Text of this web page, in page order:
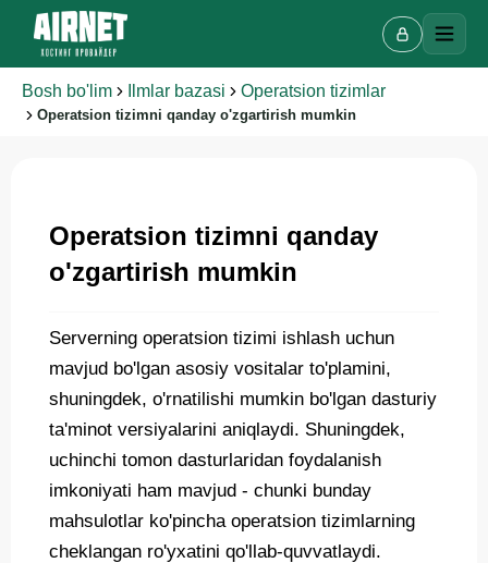
Bosh bo'lim Ilmlar bazasi Operatsion tizimlar
Operatsion tizimni qanday o'zgartirish mumkin
Operatsion tizimni qanday
o'zgartirish mumkin
Serverning operatsion tizimi ishlash uchun
mavjud bo'lgan asosiy vositalar to'plamini,
shuningdek, o'rnatilishi mumkin bo'lgan dasturiy
ta'minot versiyalarini aniqlaydi. Shuningdek,
uchinchi tomon dasturlaridan foydalanish
imkoniyati ham mavjud - chunki bunday
mahsulotlar ko'pincha operatsion tizimlarning
cheklangan ro'yxatini qo'llab-quvvatlaydi.
A
Onlayn chat
Onlayn · bir necha daqiqada javob beramiz